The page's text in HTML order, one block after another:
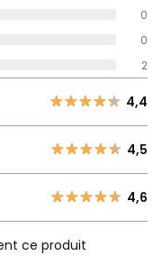
4,4
4,5
2
0
0
4,4
4,5
4,6
ce produit